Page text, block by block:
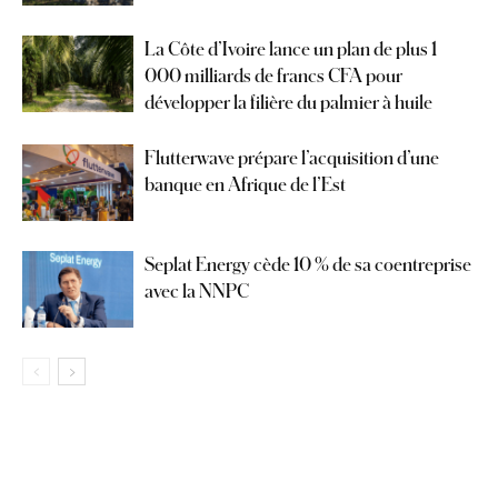
La Côte d’Ivoire lance un plan de plus 1
000 milliards de francs CFA pour
développer la filière du palmier à huile
Flutterwave prépare l’acquisition d’une
banque en Afrique de l’Est
Seplat Energy cède 10 % de sa coentreprise
avec la NNPC